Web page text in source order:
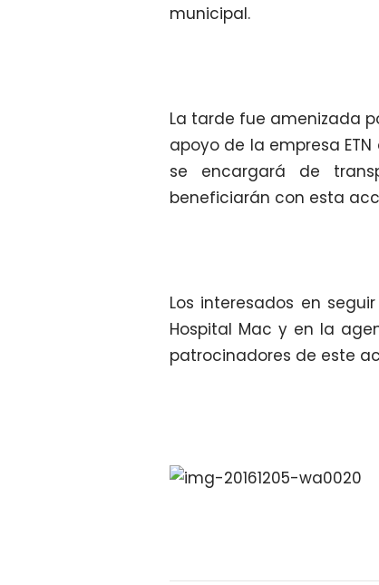
municipal.
La tarde fue amenizada
apoyo de la empresa
se encargará de
beneficiarán con esta
Los interesados en
Hospital Mac y en la
patrocinadores de este